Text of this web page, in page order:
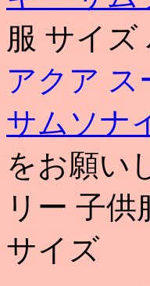
服 サイ
アクア
サムソナ
をお願い
リー 子供
サイズ